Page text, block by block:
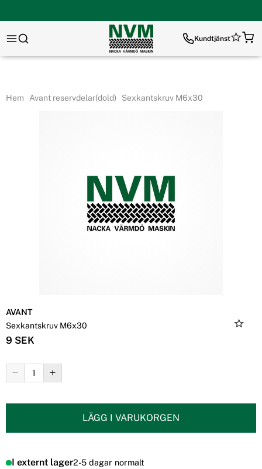
Kundtjänst
Hem Avant reservdelar(dold) Sexkantskruv M6x30
AVANT
Sexkantskruv M6x30
9 SEK
LÄGG I VARUKORGEN
I externt lager2-5 dagar normalt